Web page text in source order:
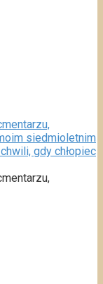
siedmioletnim
gdy chłopiec